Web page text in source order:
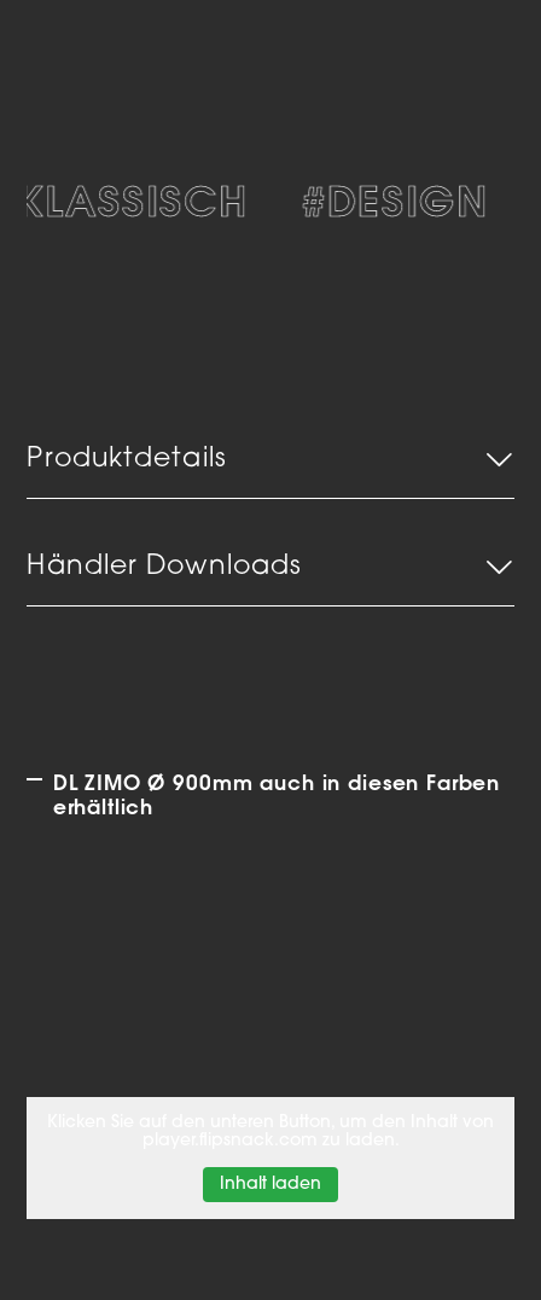
#DESIGN
Produktdetails
Händler Downloads
DL ZIMO Ø 900mm auch in diesen Farben
erhältlich
Inhalt laden